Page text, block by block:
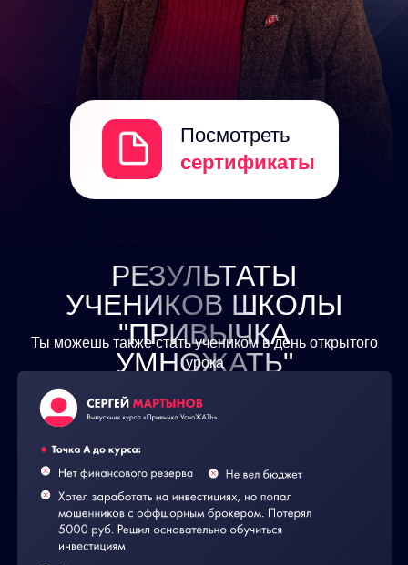
Посмотреть
сертификаты
Ты можешь также стать учеником в день открытого
урока
РЕЗУЛЬТАТЫ
УЧЕНИКОВ ШКОЛЫ
"ПРИВЫЧКА
УМНОЖАТЬ"